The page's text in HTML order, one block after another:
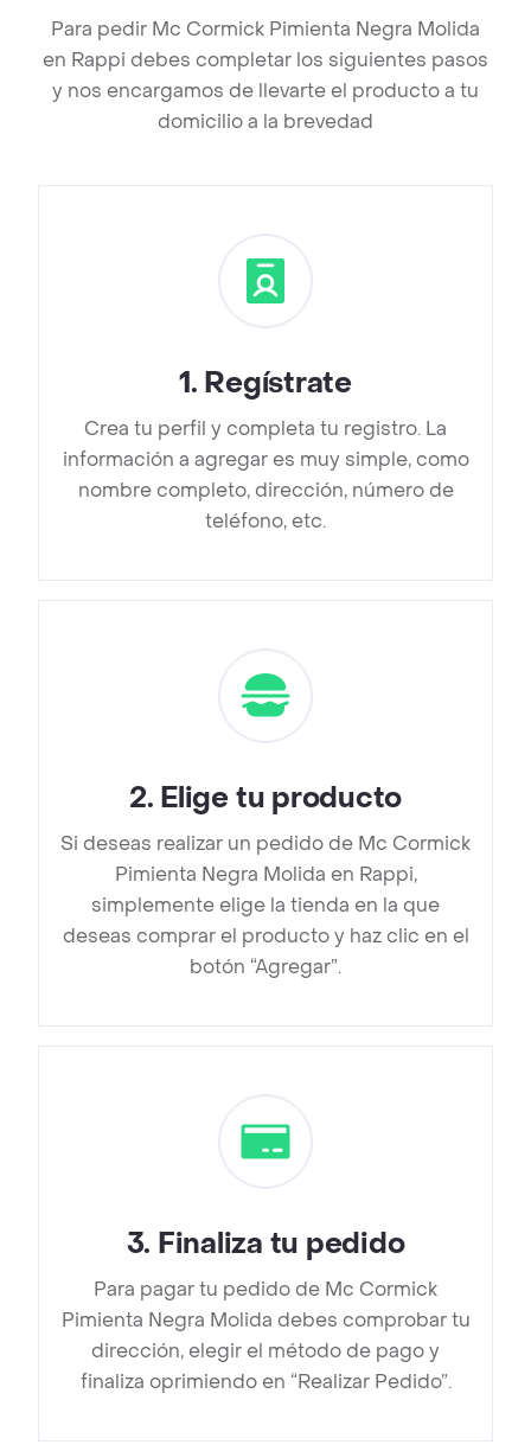
Para pedir Mc Cormick Pimienta Negra Molida
en Rappi debes completar los siguientes pasos
y nos encargamos de llevarte el producto a tu
domicilio a la brevedad
1. Regístrate
Crea tu perfil y completa tu registro. La
información a agregar es muy simple, como
nombre completo, dirección, número de
teléfono, etc.
2. Elige tu producto
Si deseas realizar un pedido de Mc Cormick
Pimienta Negra Molida en Rappi,
simplemente elige la tienda en la que
deseas comprar el producto y haz clic en el
botón “Agregar”.
3. Finaliza tu pedido
Para pagar tu pedido de Mc Cormick
Pimienta Negra Molida debes comprobar tu
dirección, elegir el método de pago y
finaliza oprimiendo en “Realizar Pedido”.